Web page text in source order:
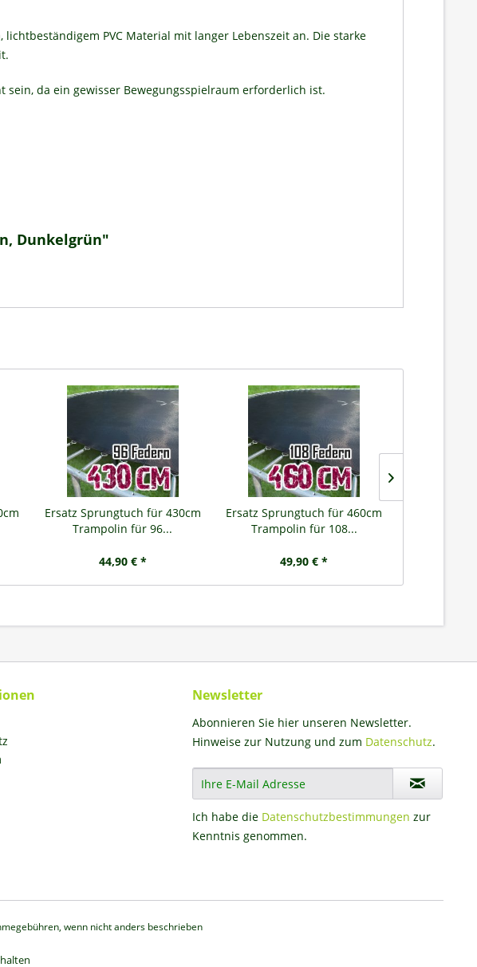
lichtbeständigem PVC Material mit langer Lebenszeit an. Die starke
da ein gewisser Bewegungsspielraum erforderlich ist.
Dunkelgrün"
Ersatz Sprungtuch für 430cm
Trampolin für 96...
44,90 € *
Ersatz Sprungtuch für 460cm
Trampolin für 108...
49,90 € *
Newsletter
Abonnieren Sie hier unseren Newsletter.
Hinweise zur Nutzung und zum Datenschutz.
Ich habe die Datenschutzbestimmungen zur
Kenntnis genommen.
wenn nicht anders beschrieben